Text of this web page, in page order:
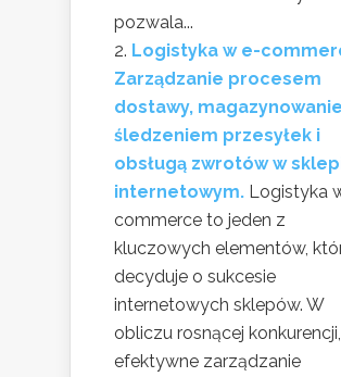
pozwala...
Logistyka w e-
Zarządzanie procesem
dostawy,
śledzeniem przesyłek i
obsługą zwrotów w
internetowym. Logistyka
commerce to jeden z
kluczowych elementów,
decyduje o sukcesie
internetowych sklepów. W
obliczu rosnącej konkurencji,
efektywne zarządzanie